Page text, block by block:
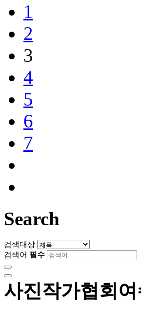
1
2
3
4
5
6
7
Search
검색대상
검색어 필수
사진작가협회